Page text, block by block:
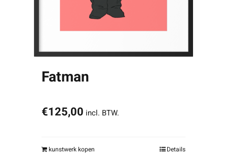
Fatman
€125,00 incl. BTW.
kunstwerk kopen Details